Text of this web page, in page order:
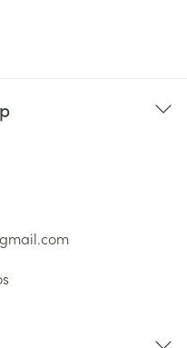
gmail.com